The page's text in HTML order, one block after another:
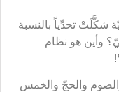
شكَّلَتْ تحدِّياً بالنسبة
وأين هو نظام
والحجّ والخمس